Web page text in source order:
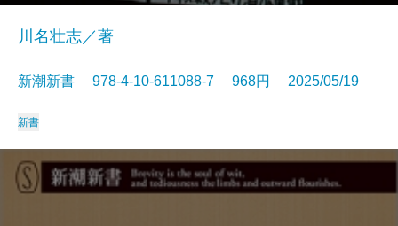
川名壮志／著
新潮新書 978-4-10-611088-7 968円 2025/05/19
新書